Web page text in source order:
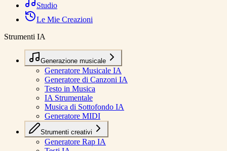
Studio
Le Mie Creazioni
Strumenti IA
Generazione musicale
Generatore Musicale IA
Generatore di Canzoni IA
Testo in Musica
IA Strumentale
Musica di Sottofondo IA
Generatore MIDI
Strumenti creativi
Generatore Rap IA